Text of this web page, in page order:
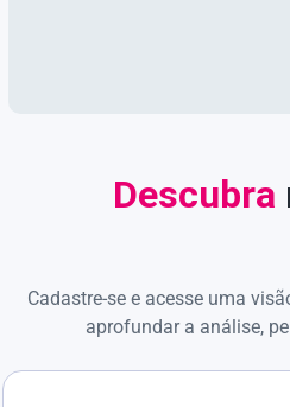
Descubra
Cadastre-se e acesse uma
aprofundar a análise,